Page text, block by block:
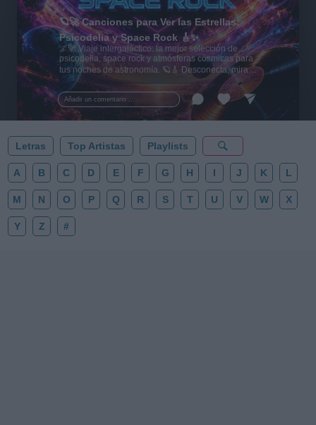
Añadir un comentario ...
🪐🚀 Canciones para Ver las Estrellas:
Psicodelia y Space Rock 🎸✨
🌌🚀 Viaje intergaláctico: la mejor selección de
psicodelia, space rock y atmósferas cósmicas para
tus noches de astronomía. 🪐🎸 Desconecta, mira
al firmamento y siente la gravedad cero. 💾 ¡Guarda
esta colección para tu próxima noche estrellada!
✨⭐
Letras Top Artistas Playlists
A B C D E F G H I J K L
M N O P Q R S T U V W X
Y Z #